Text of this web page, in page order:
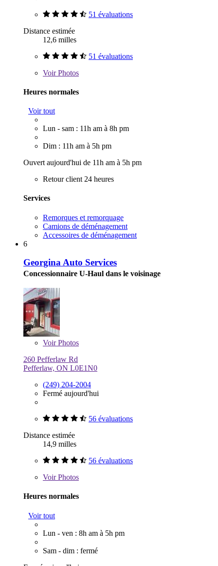
51 évaluations
Distance estimée
12,6 milles
51 évaluations
VoirPhotos
Heures normales
Voir tout
Lun - sam : 11h am à 8h pm
Dim : 11h am à 5h pm
Ouvert aujourd'hui de 11h am à 5h pm
Retour client 24 heures
Services
Remorques et remorquage
Camions de déménagement
Accessoires de déménagement
6
Georgina Auto Services
Concessionnaire U-Haul dans le voisinage
VoirPhotos
260 Pefferlaw Rd
Pefferlaw, ON L0E1N0
(249) 204-2004
Fermé aujourd'hui
56 évaluations
Distance estimée
14,9 milles
56 évaluations
VoirPhotos
Heures normales
Voir tout
Lun - ven : 8h am à 5h pm
Sam - dim : fermé